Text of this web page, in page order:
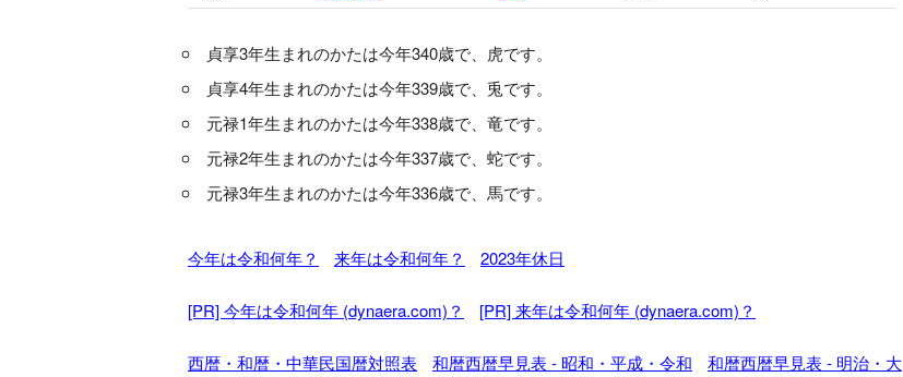
貞享3年生まれのかたは今年340歳で、虎です。
貞享4年生まれのかたは今年339歳で、兎です。
元禄1年生まれのかたは今年338歳で、竜です。
元禄2年生まれのかたは今年337歳で、蛇です。
元禄3年生まれのかたは今年336歳で、馬です。
今年は令和何年？ 来年は令和何年？ 2023年休日
[PR] 今年は令和何年 (dynaera.com)？ [PR] 来年は令和何年 (dynaera.com)？
西暦・和暦・中華民国暦対照表 和暦西暦早見表 - 昭和・平成・令和 和暦西暦早見表 - 明治・大